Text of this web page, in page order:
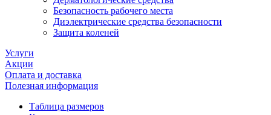
Безопасность рабочего места
Диэлектрические средства безопасности
Защита коленей
Услуги
Акции
Оплата и доставка
Полезная информация
Таблица размеров